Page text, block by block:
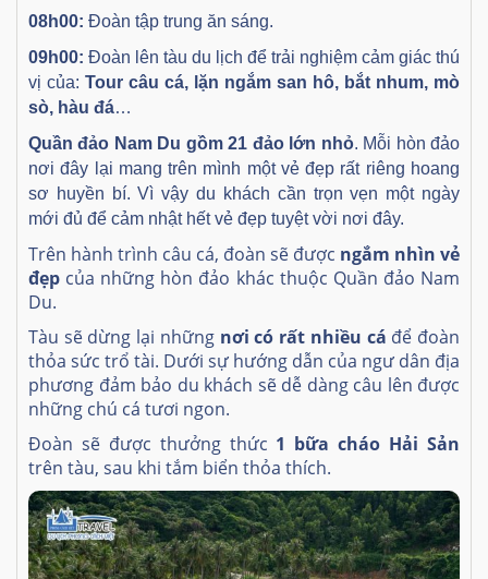
08h00: Đoàn tập trung ăn sáng.
09h00: Đoàn lên tàu du lịch để trải nghiệm cảm giác thú
vị của: Tour câu cá, lặn ngắm san hô, bắt nhum, mò
sò, hàu đá…
Quần đảo Nam Du gồm 21 đảo lớn nhỏ. Mỗi hòn đảo
nơi đây lại mang trên mình một vẻ đẹp rất riêng hoang
sơ huyền bí. Vì vậy du khách cần trọn vẹn một ngày
mới đủ để cảm nhật hết vẻ đẹp tuyệt vời nơi đây.
Trên hành trình câu cá, đoàn sẽ được ngắm nhìn vẻ
đẹp của những hòn đảo khác thuộc Quần đảo Nam
Du.
Tàu sẽ dừng lại những nơi có rất nhiều cá để đoàn
thỏa sức trổ tài. Dưới sự hướng dẫn của ngư dân địa
phương đảm bảo du khách sẽ dễ dàng câu lên được
những chú cá tươi ngon.
Đoàn sẽ được thưởng thức 1 bữa cháo Hải Sản
trên tàu, sau khi tắm biển thỏa thích.